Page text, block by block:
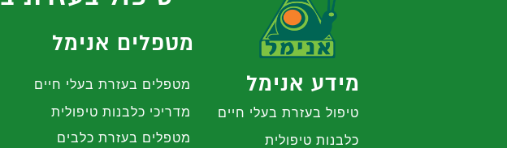
מידע אנימל
מטפלים אנימל
טיפול בעזרת בעלי חיים
כלבנות טיפולית
מטפלים בעזרת בעלי חיים
מדריכי כלבנות טיפולית
מטפלים בעזרת כלבים